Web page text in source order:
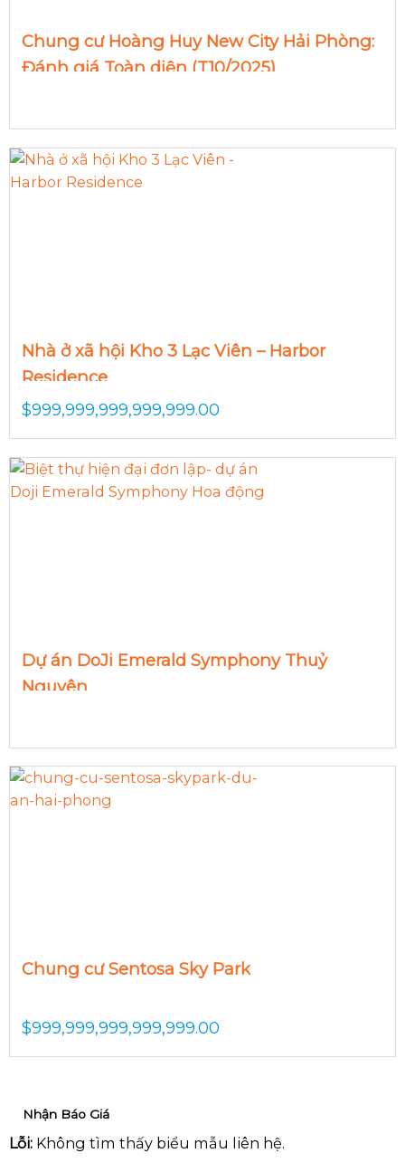
Chung cư Hoàng Huy New City Hải Phòng:
Đánh giá Toàn diện (T10/2025)
Nhà ở xã hội Kho 3 Lạc Viên – Harbor
Residence
$999,999,999,999,999.00
Dự án DoJi Emerald Symphony Thuỷ
Nguyên
Chung cư Sentosa Sky Park
$999,999,999,999,999.00
Nhận Báo Giá
Lỗi:Không tìm thấy biểu mẫu liên hệ.